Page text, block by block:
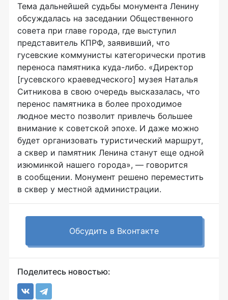
Тема дальнейшей судьбы монумента Ленину
обсуждалась на заседании Общественного
совета при главе города, где выступил
представитель КПРФ, заявивший, что
гусевские коммунисты категорически против
переноса памятника куда-либо. «Директор
[гусевского краеведческого] музея Наталья
Ситникова в свою очередь высказалась, что
перенос памятника в более проходимое
людное место позволит привлечь большее
внимание к советской эпохе. И даже можно
будет организовать туристический маршрут,
а сквер и памятник Ленина станут еще одной
изюминкой нашего города», — говорится
в сообщении. Монумент решено переместить
в сквер у местной администрации.
Обсудить в Вконтакте
Поделитесь новостью: